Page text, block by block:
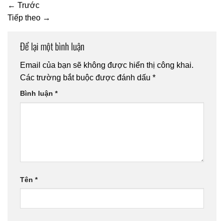
← Trước
Tiếp theo →
Để lại một bình luận
Email của bạn sẽ không được hiển thị công khai.
Các trường bắt buộc được đánh dấu *
Bình luận *
Tên *